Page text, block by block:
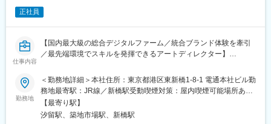
・データ管理：Dropbox
・プロジェクト管理：Backlog
■当社について：
デジタルコレクションサービスをはじめとした、ファンビジネス
領域に特化した事業を展開するスタートアップ企業です。
主力である電子トレカコレクションサービス(R)ORICAL(R)をはじ
め、テクノロジーとクリエイティブの力で、これまで存在しなか
正社員
仕事内容
【国内最大級の総合デジタルファーム／統合ブランド体験を牽引
／最先端環境でスキルを発揮できるアートディレクター】
当社では、クライアントの事業成長を支援するため、デジタルと
オフラインの両領域にまたがる統合的なブランドコミュニケーシ
ョンのアートディレクションおよびビジュアル開発全般を担当し
ていただきます。クリエイティブディレクターやストラテジスト
と連携し、ブランド価値を最大化するビジュアル設計・開発をリ
勤務地
＜勤務地詳細＞本社住所：東京都港区東新橋1-8-1 電通本社ビル勤
務地最寄駅：JR線／新橋駅受動喫煙対策：屋内喫煙可能場所あり
変更の範囲：会社の定める事業所（リモートワーク含む）
【最寄り駅】
汐留駅、築地市場駅、新橋駅